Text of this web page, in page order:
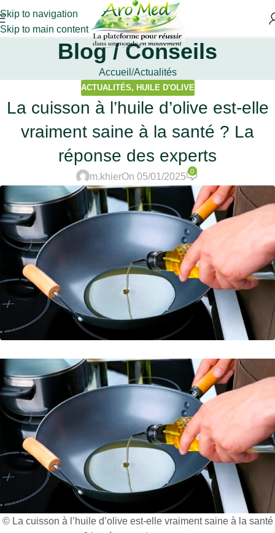
Skip to navigation
Skip to main content
Blog / Conseils
Accueil Actualités
ACTUALITÉS, HUILE D'OLIVE
La cuisson à l’huile d’olive est-elle
vraiment saine à la santé ? La
réponse des experts
m.khierOn 05/01/2025
0
© La cuisson à l’huile d’olive est-elle vraiment saine à la santé